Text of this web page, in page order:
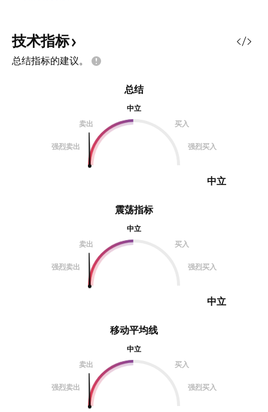
技术指标
总结指标的建议。
震荡指标
中立
卖出
买入
强烈卖出 强烈买入
中立
总结
中立
卖出
买入
强烈卖出 强烈买入
中立
移动平均线
中立
卖出
买入
强烈卖出 强烈买入